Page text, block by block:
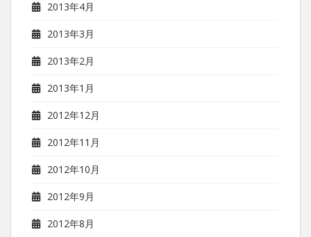
2013年4月
2013年3月
2013年2月
2013年1月
2012年12月
2012年11月
2012年10月
2012年9月
2012年8月